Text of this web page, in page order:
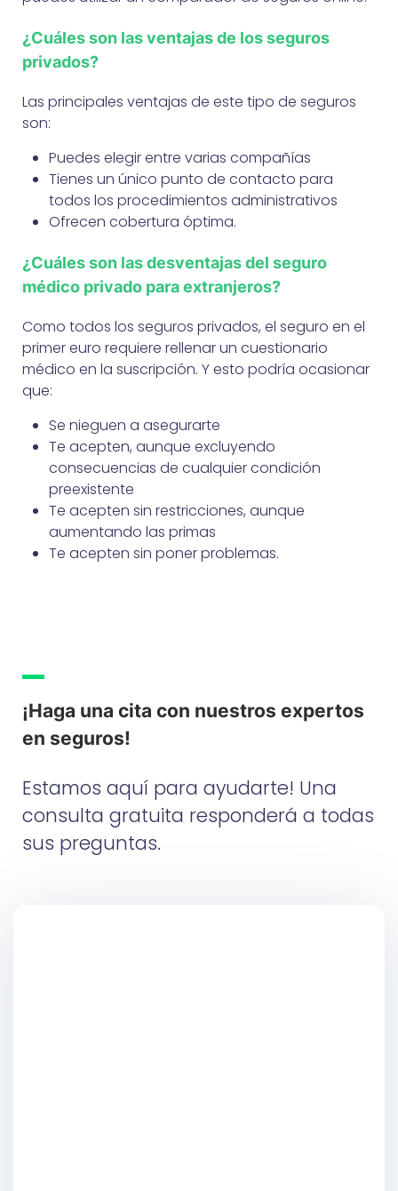
¿Cuáles son las ventajas de los seguros
privados?
Las principales ventajas de este tipo de seguros
son:
Puedes elegir entre varias compañías
Tienes un único punto de contacto para
todos los procedimientos administrativos
Ofrecen cobertura óptima.
¿Cuáles son las desventajas del seguro
médico privado para extranjeros?
Como todos los seguros privados, el seguro en el
primer euro requiere rellenar un cuestionario
médico en la suscripción. Y esto podría ocasionar
que:
Se nieguen a asegurarte
Te acepten, aunque excluyendo
consecuencias de cualquier condición
preexistente
Te acepten sin restricciones, aunque
aumentando las primas
Te acepten sin poner problemas.
¡Haga una cita con nuestros expertos
en seguros!
Estamos aquí para ayudarte! Una
consulta gratuita responderá a todas
sus preguntas.